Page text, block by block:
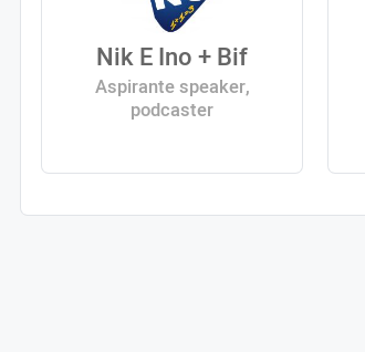
Nik E Ino + Bif
Aspirante speaker,
podcaster